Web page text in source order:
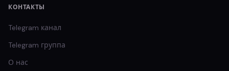
КОНТАКТЫ
Telegram канал
Telegram группа
О нас